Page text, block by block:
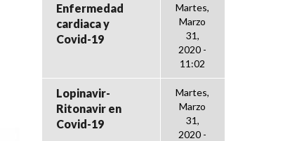
Enfermedad
cardiaca y
Covid-19
Martes,
Marzo
31,
2020 -
11:02
Lopinavir-
Ritonavir en
Covid-19
Martes,
Marzo
31,
2020 -